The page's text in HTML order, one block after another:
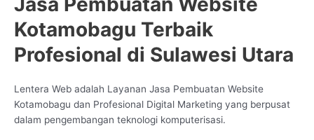
Kotamobagu Terbaik
Profesional di Sulawesi Utara
Lentera Web adalah Layanan Jasa Pembuatan Website
Kotamobagu dan Profesional Digital Marketing yang berpusat
dalam pengembangan teknologi komputerisasi.